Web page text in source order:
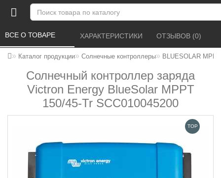
Каталог продукции Солнечные контроллеры BLUESOLAR
Солнечный контроллер заряда
Victron Energy BlueSolar MPPT
150/45-Tr SCC010045200
ВСЕ О ТОВАРЕ ХАРАКТЕРИСТИКИ ОТЗЫВОВ (0)
TOP